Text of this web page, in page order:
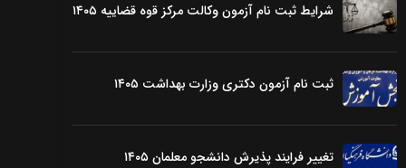
شرایط ثبت نام آزمون وکالت مرکز قوه قضاییه ۱۴۰۵
ثبت نام آزمون دکتری وزارت بهداشت ۱۴۰۵
تغییر فرایند پذیرش دانشجو معلمان ۱۴۰۵